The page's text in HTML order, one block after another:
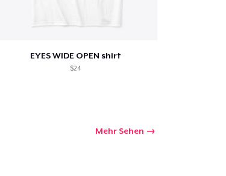
EYES WIDE OPEN shirt
$24
Mehr Sehen